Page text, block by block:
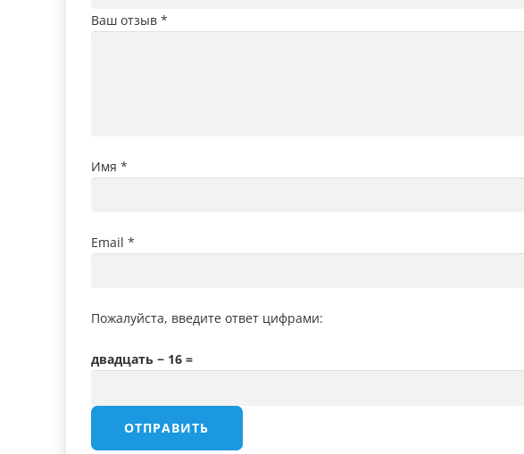
Ваш отзыв *
Имя *
Email *
Пожалуйста, введите ответ цифрами:
двадцать − 16 =